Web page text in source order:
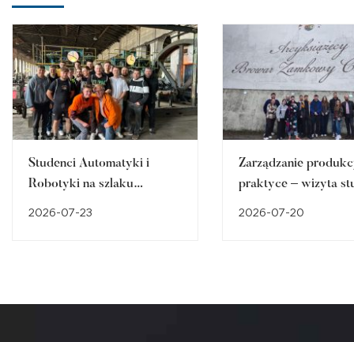
Studenci Automatyki i
Robotyki na szlaku
2026-07-23
Zarządzanie
praktyce – wizyta
2026-07-20